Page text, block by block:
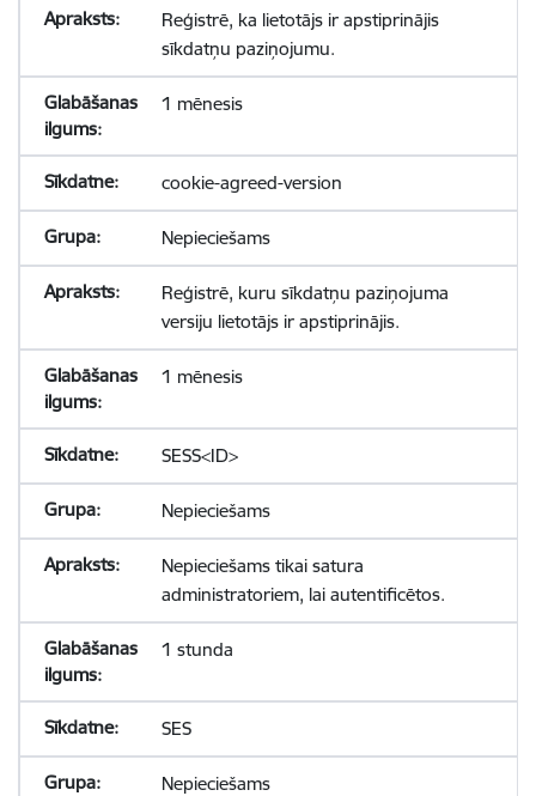
Reģistrē, ka lietotājs ir apstiprinājis
sīkdatņu paziņojumu.
1 mēnesis
cookie-agreed-version
Nepieciešams
Reģistrē, kuru sīkdatņu paziņojuma
versiju lietotājs ir apstiprinājis.
1 mēnesis
SESS<ID>
Nepieciešams
Nepieciešams tikai satura
administratoriem, lai autentificētos.
1 stunda
SES
Nepieciešams